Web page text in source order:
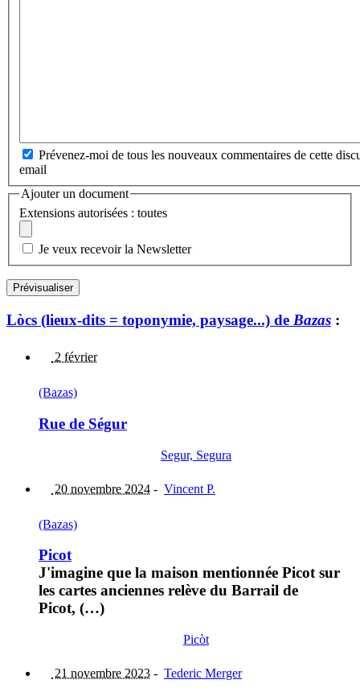
Prévenez-moi de tous les nouveaux commentaires de cette
email
Ajouter un document
Extensions autorisées : toutes
Je veux recevoir la Newsletter
Lòcs (lieux-dits = toponymie, paysage...) de Bazas :
2 février
(Bazas)
Rue de Ségur
Segur, Segura
20 novembre 2024 - Vincent P.
(Bazas)
Picot
J'imagine que la maison mentionnée Picot sur
les cartes anciennes relève du Barrail de
Picot, (…)
Picòt
21 novembre 2023 - Tederic Merger